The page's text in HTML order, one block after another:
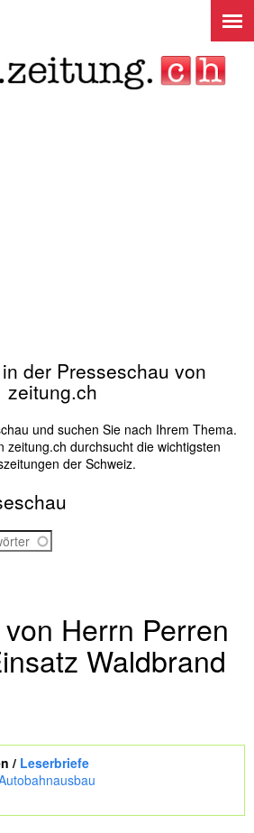
der Presseschau von
zeitung.ch
und suchen Sie nach Ihrem Thema.
zeitung.ch durchsucht die wichtigsten
der Schweiz.
Herrn Perren
Waldbrand
/ Leserbriefe